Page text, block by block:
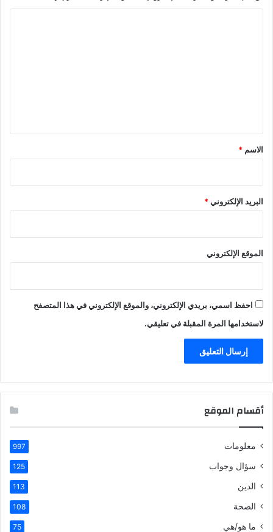
*
الاسم *
البريد الإلكتروني*
الموقع الإلكتروني
احفظ اسمي، بريدي الإلكتروني، والموقع الإلكتروني في هذا المتصفح
لاستخدامها المرة المقبلة في تعليقي.
أقسام الموقع
معلومات 997
سؤال وجواب 125
الدين 113
الصحة 108
ما هو/هي 75